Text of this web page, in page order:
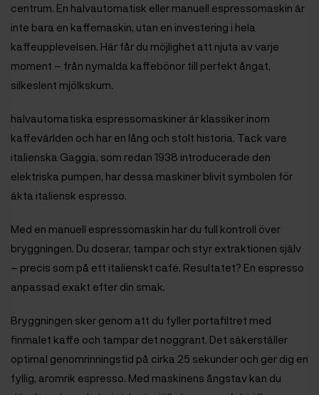
centrum. En halvautomatisk eller manuell espressomaskin är
inte bara en kaffemaskin, utan en investering i hela
kaffeupplevelsen. Här får du möjlighet att njuta av varje
moment – från nymalda kaffebönor till perfekt ångat,
silkeslent mjölkskum.
halvautomatiska espressomaskiner är klassiker inom
kaffevärlden och har en lång och stolt historia. Tack vare
italienska Gaggia, som redan 1938 introducerade den
elektriska pumpen, har dessa maskiner blivit symbolen för
äkta italiensk espresso.
Med en manuell espressomaskin har du full kontroll över
bryggningen. Du doserar, tampar och styr extraktionen själv
– precis som på ett italienskt café. Resultatet? En espresso
anpassad exakt efter din smak.
Bryggningen sker genom att du fyller portafiltret med
finmalet kaffe och tampar det noggrant. Det säkerställer
optimal genomrinningstid på cirka 25 sekunder och ger dig en
fyllig, aromrik espresso. Med maskinens ångstav kan du